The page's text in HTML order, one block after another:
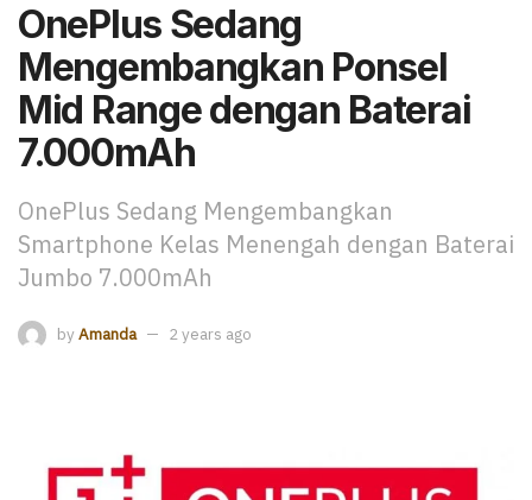
OnePlus Sedang
Mengembangkan Ponsel
Mid Range dengan Baterai
7.000mAh
OnePlus Sedang Mengembangkan
Smartphone Kelas Menengah dengan Baterai
Jumbo 7.000mAh
by Amanda 2 years ago